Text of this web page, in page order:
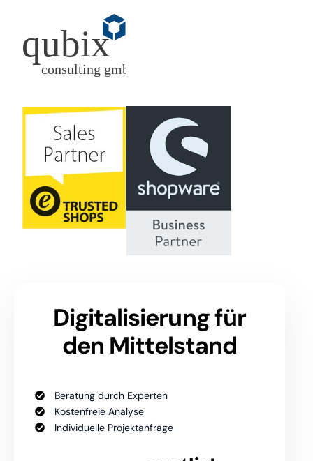
Digitalisierungfür
den Mittelstand
Beratung durch Experten
Kostenfreie Analyse
Individuelle Projektanfrage